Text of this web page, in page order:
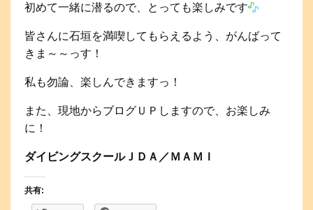
初めて一緒に潜るので、とっても楽しみです
皆さんに石垣を満喫してもらえるよう、がんばって
きま～～っす！
私も勿論、楽しんできますっ！
また、現地からブログＵＰしますので、お楽しみ
に！
ダイビングスクールＪＤＡ／ＭＡＭＩ
共有: